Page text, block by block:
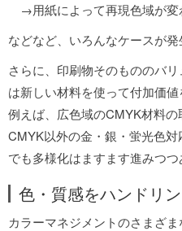
→用紙によって再現色域が変
などなど、いろんなケースが発
さらに、印刷物そのもののバ
は新しい材料を使って付加価値
例えば、広色域のCMYK材料の
CMYK以外の金・銀・蛍光色
でも多様化はますます進みつつ
色・質感をハンドリ
カラーマネジメントのさまざ